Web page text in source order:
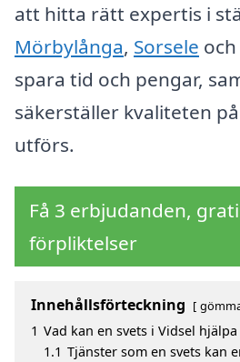
att hitta rätt expertis i
Mörbylånga, Sorsele och
spara tid och pengar,
säkerställer kvaliteten
utförs.
Få 3 erbjudanden,
förpliktelser
Innehållsförteckning
1 Vad kan en svets i Vidsel
1.1 Tjänster som en svets kan